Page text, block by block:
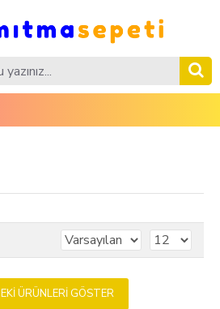
ÜRÜNLERI GÖSTER